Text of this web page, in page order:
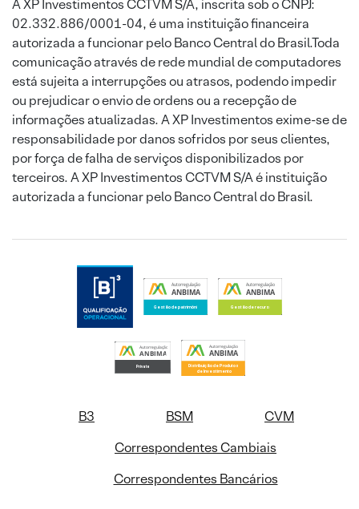
A XP Investimentos CCTVM S/A, inscrita sob o CNPJ:
02.332.886/0001-04, é uma instituição financeira
autorizada a funcionar pelo Banco Central do Brasil.Toda
comunicação através de rede mundial de computadores
está sujeita a interrupções ou atrasos, podendo impedir
ou prejudicar o envio de ordens ou a recepção de
informações atualizadas. A XP Investimentos exime-se de
responsabilidade por danos sofridos por seus clientes,
por força de falha de serviços disponibilizados por
terceiros. A XP Investimentos CCTVM S/A é instituição
autorizada a funcionar pelo Banco Central do Brasil.
B3 BSM
CVM
Correspondentes Cambiais
Correspondentes Bancários